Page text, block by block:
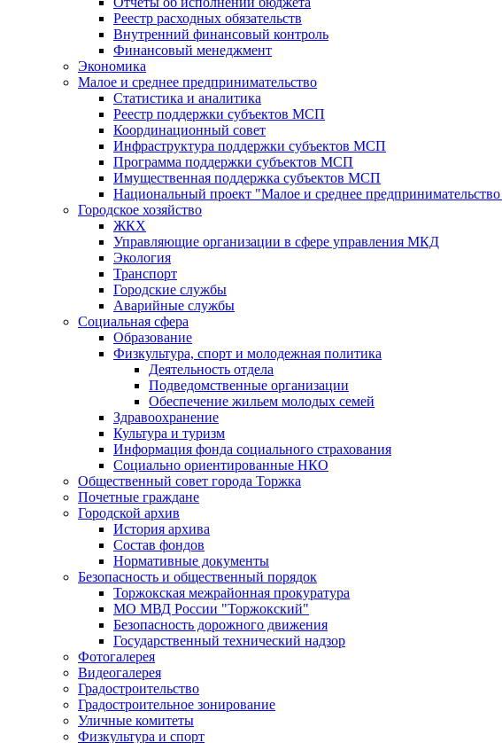
Реестр расходных обязательств
Внутренний финансовый контроль
Финансовый менеджмент
Экономика
Малое и среднее предпринимательство
Статистика и аналитика
Реестр поддержки субъектов МСП
Координационный совет
Инфраструктура поддержки субъектов МСП
Программа поддержки субъектов МСП
Имущественная поддержка субъектов МСП
Национальный проект "Малое и среднее
Городское хозяйство
ЖКХ
Управляющие организации в сфере управления МКД
Экология
Транспорт
Городские службы
Аварийные службы
Социальная сфера
Образование
Физкультура, спорт и молодежная политика
Деятельность отдела
Подведомственные организации
Обеспечение жильем молодых семей
Здравоохранение
Культура и туризм
Информация фонда социального страхования
Социально ориентированные НКО
Общественный совет города Торжка
Почетные граждане
Городской архив
История архива
Состав фондов
Нормативные документы
Безопасность и общественный порядок
Торжокская межрайонная прокуратура
МО МВД России "Торжокский"
Безопасность дорожного движения
Государственный технический надзор
Фотогалерея
Видеогалерея
Градостроительство
Градостроительное зонирование
Уличные комитеты
Физкультура и спорт